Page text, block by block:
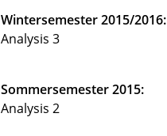
Wintersemester 2015/2016:
Analysis 3
Sommersemester 2015:
Analysis 2